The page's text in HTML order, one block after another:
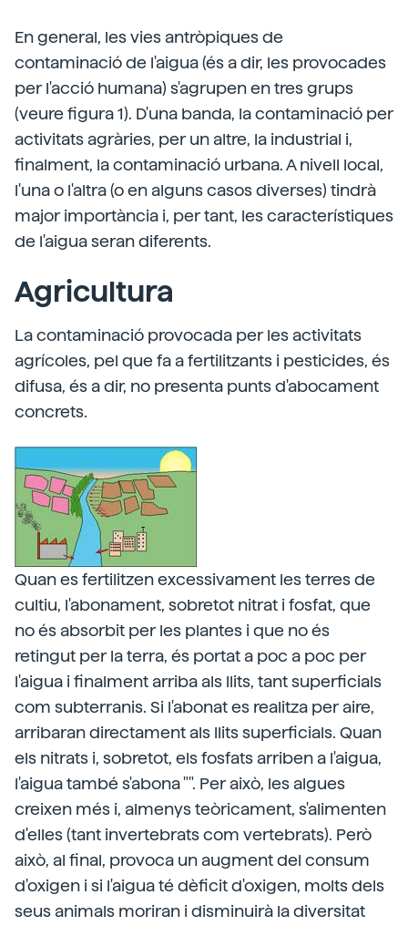
En general, les vies antròpiques de
contaminació de l'aigua (és a dir, les provocades
per l'acció humana) s'agrupen en tres grups
(veure figura 1). D'una banda, la contaminació per
activitats agràries, per un altre, la industrial i,
finalment, la contaminació urbana. A nivell local,
l'una o l'altra (o en alguns casos diverses) tindrà
major importància i, per tant, les característiques
de l'aigua seran diferents.
Agricultura
La contaminació provocada per les activitats
agrícoles, pel que fa a fertilitzants i pesticides, és
difusa, és a dir, no presenta punts d'abocament
concrets.
Quan es fertilitzen excessivament les terres de
cultiu, l'abonament, sobretot nitrat i fosfat, que
no és absorbit per les plantes i que no és
retingut per la terra, és portat a poc a poc per
l'aigua i finalment arriba als llits, tant superficials
com subterranis. Si l'abonat es realitza per aire,
arribaran directament als llits superficials. Quan
els nitrats i, sobretot, els fosfats arriben a l'aigua,
l'aigua també s'abona "". Per això, les algues
creixen més i, almenys teòricament, s'alimenten
d'elles (tant invertebrats com vertebrats). Però
això, al final, provoca un augment del consum
d'oxigen i si l'aigua té dèficit d'oxigen, molts dels
seus animals moriran i disminuirà la diversitat